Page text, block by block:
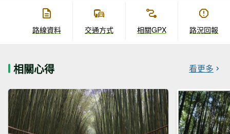
路線資料 交通方式 相關GPX 路況回報
相關心得 看更多